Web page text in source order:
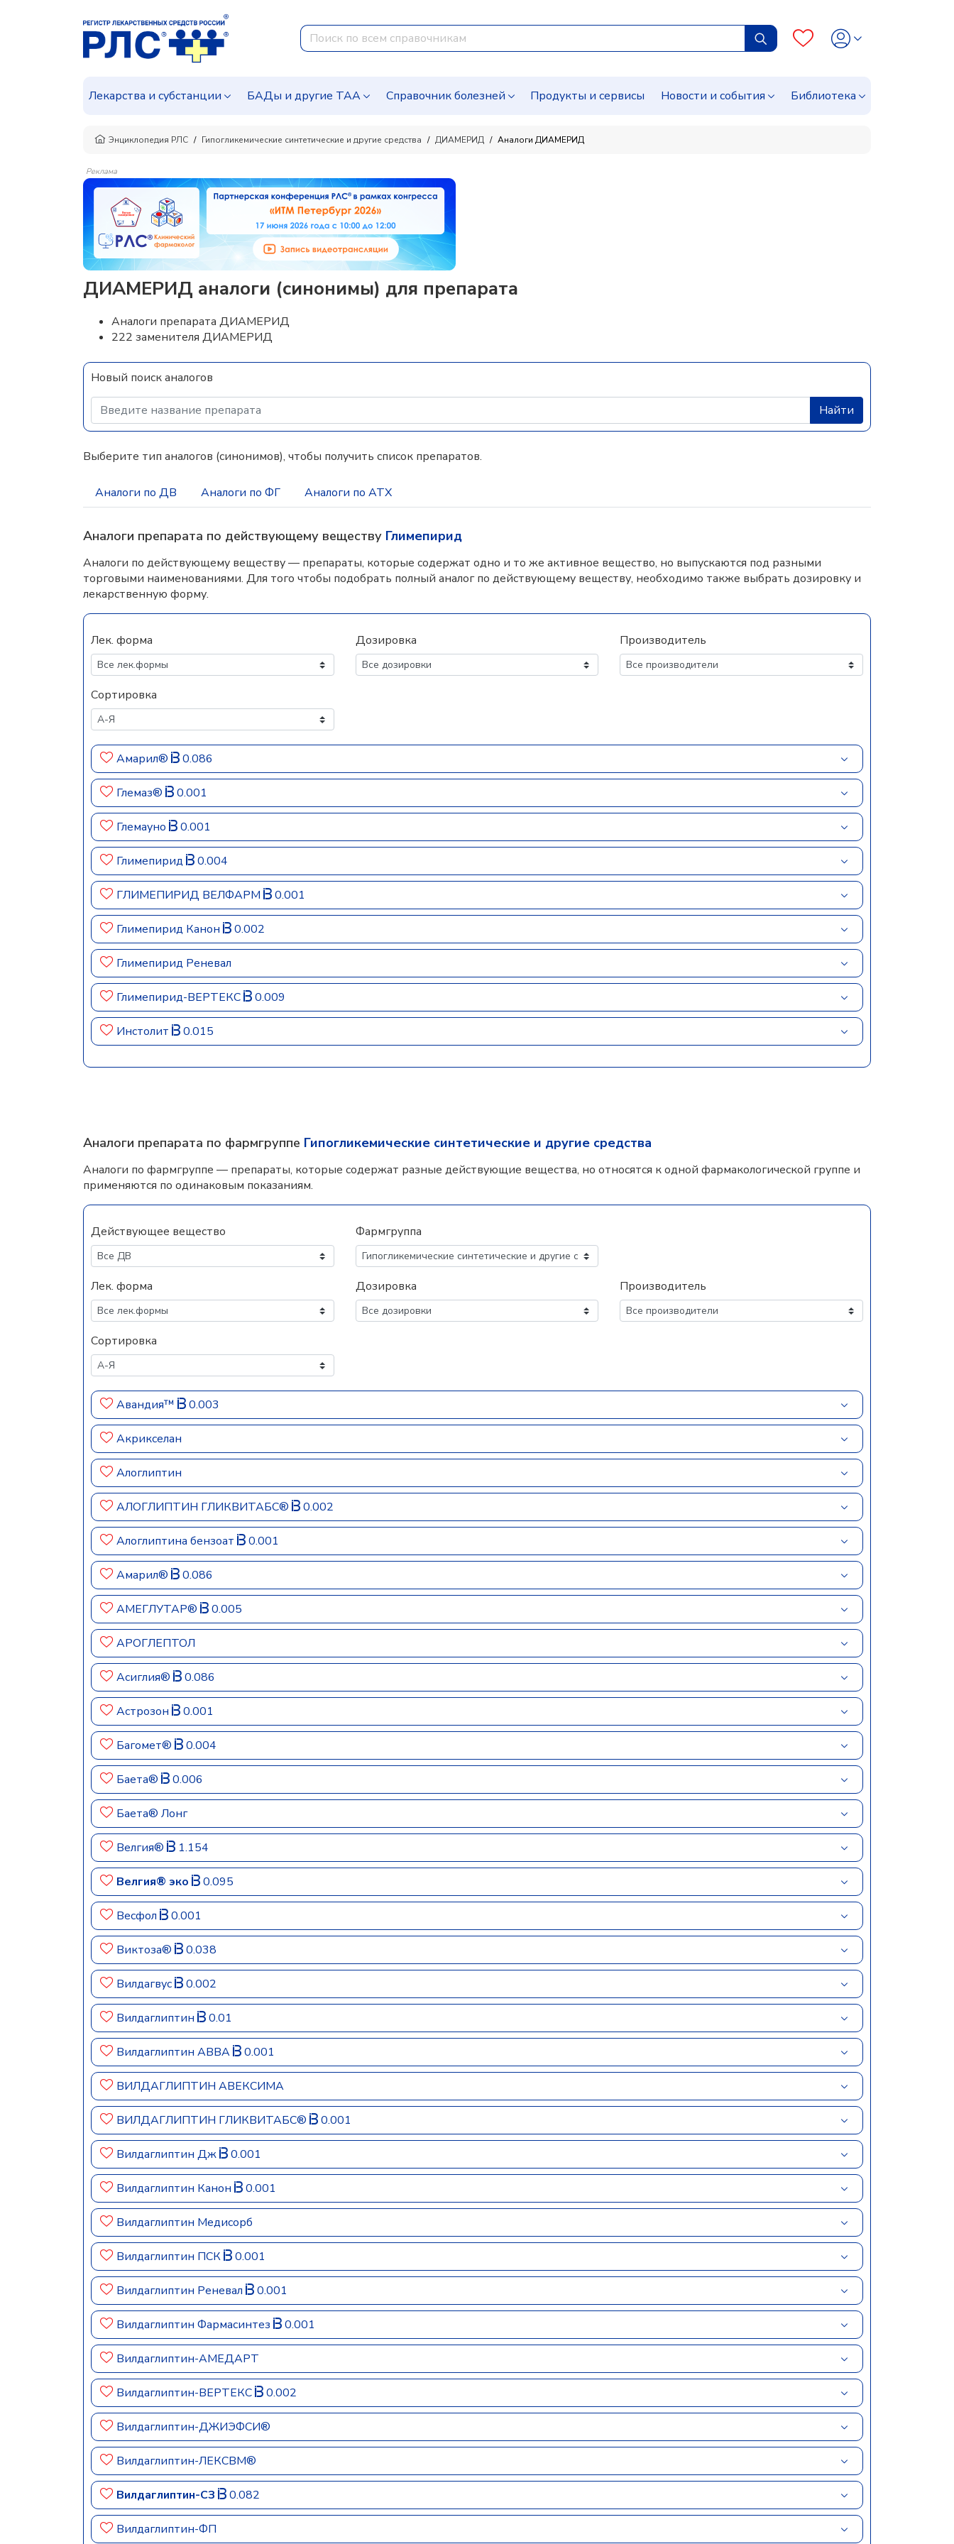
Лекарства и субстанции БАДы и другие ТАА Справочник болезней Продукты и сервисы Новости и события Библиотека
Энциклопедия РЛС Гипогликемические синтетические и другие средства ДИАМЕРИД Аналоги ДИАМЕРИД
Реклама
ДИАМЕРИД аналоги (синонимы) для препарата
Аналоги препарата ДИАМЕРИД
222 заменителя ДИАМЕРИД
Новый поиск аналогов
Найти
Выберите тип аналогов (синонимов), чтобы получить список препаратов.
Аналоги по ДВ Аналоги по ФГ Аналоги по АТХ
Аналоги препарата по действующему веществу Глимепирид
Аналоги по действующему веществу — препараты, которые содержат одно и то же активное вещество, но выпускаются под разными
торговыми наименованиями. Для того чтобы подобрать полный аналог по действующему веществу, необходимо также выбрать дозировку и
лекарственную форму.
Лек. форма Дозировка Производитель
Сортировка
Амарил® 0.086
Глемаз® 0.001
Глемауно 0.001
Глимепирид 0.004
ГЛИМЕПИРИД ВЕЛФАРМ 0.001
Глимепирид Канон 0.002
Глимепирид Реневал
Глимепирид-ВЕРТЕКС 0.009
Инстолит 0.015
Аналоги препарата по фармгруппе Гипогликемические синтетические и другие средства
Аналоги по фармгруппе — препараты, которые содержат разные действующие вещества, но относятся к одной фармакологической группе и
применяются по одинаковым показаниям.
Действующее вещество Фармгруппа
Лек. форма Дозировка Производитель
Сортировка
Авандия™ 0.003
Акрикселан
Алоглиптин
АЛОГЛИПТИН ГЛИКВИТАБС® 0.002
Алоглиптина бензоат 0.001
Амарил® 0.086
АМЕГЛУТАР® 0.005
АРОГЛЕПТОЛ
Асиглия® 0.086
Астрозон 0.001
Багомет® 0.004
Баета® 0.006
Баета® Лонг
Велгия® 1.154
Велгия® эко 0.095
Весфол 0.001
Виктоза® 0.038
Вилдагвус 0.002
Вилдаглиптин 0.01
Вилдаглиптин АВВА 0.001
ВИЛДАГЛИПТИН АВЕКСИМА
ВИЛДАГЛИПТИН ГЛИКВИТАБС® 0.001
Вилдаглиптин Дж 0.001
Вилдаглиптин Канон 0.001
Вилдаглиптин Медисорб
Вилдаглиптин ПСК 0.001
Вилдаглиптин Реневал 0.001
Вилдаглиптин Фармасинтез 0.001
Вилдаглиптин-АМЕДАРТ
Вилдаглиптин-ВЕРТЕКС 0.002
Вилдаглиптин-ДЖИЭФСИ®
Вилдаглиптин-ЛЕКСВМ®
Вилдаглиптин-СЗ 0.082
Вилдаглиптин-ФП